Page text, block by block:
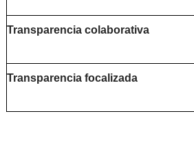
Transparencia colaborativa
Transparencia focalizada